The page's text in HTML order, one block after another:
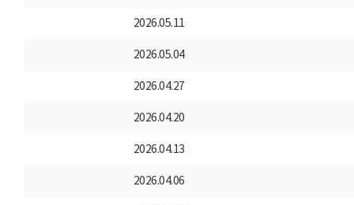
2026.05.11
2026.05.04
2026.04.27
2026.04.20
2026.04.13
2026.04.06